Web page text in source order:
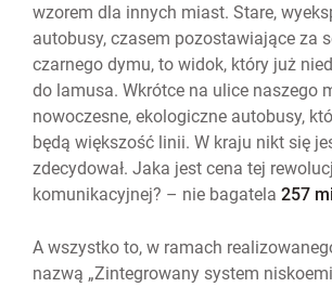
wzorem dla innych miast. Stare,
autobusy, czasem pozostawiające za
czarnego dymu, to widok, który już
do lamusa. Wkrótce na ulice naszego
nowoczesne, ekologiczne autobusy,
będą większość linii. W kraju nikt się
zdecydował. Jaka jest cena tej
komunikacyjnej? – nie bagatela 257
A wszystko to, w ramach
nazwą „Zintegrowany system